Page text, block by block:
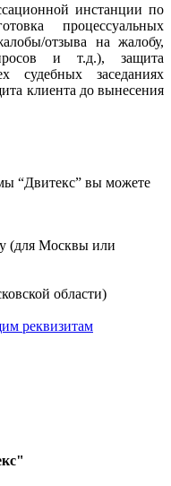
инстанции по
процессуальных
отзыва на жалобу,
и т.д.), защита
судебных заседаниях
клиента до вынесения
“Двитекс” вы можете
(для Москвы или
области)
реквизитам